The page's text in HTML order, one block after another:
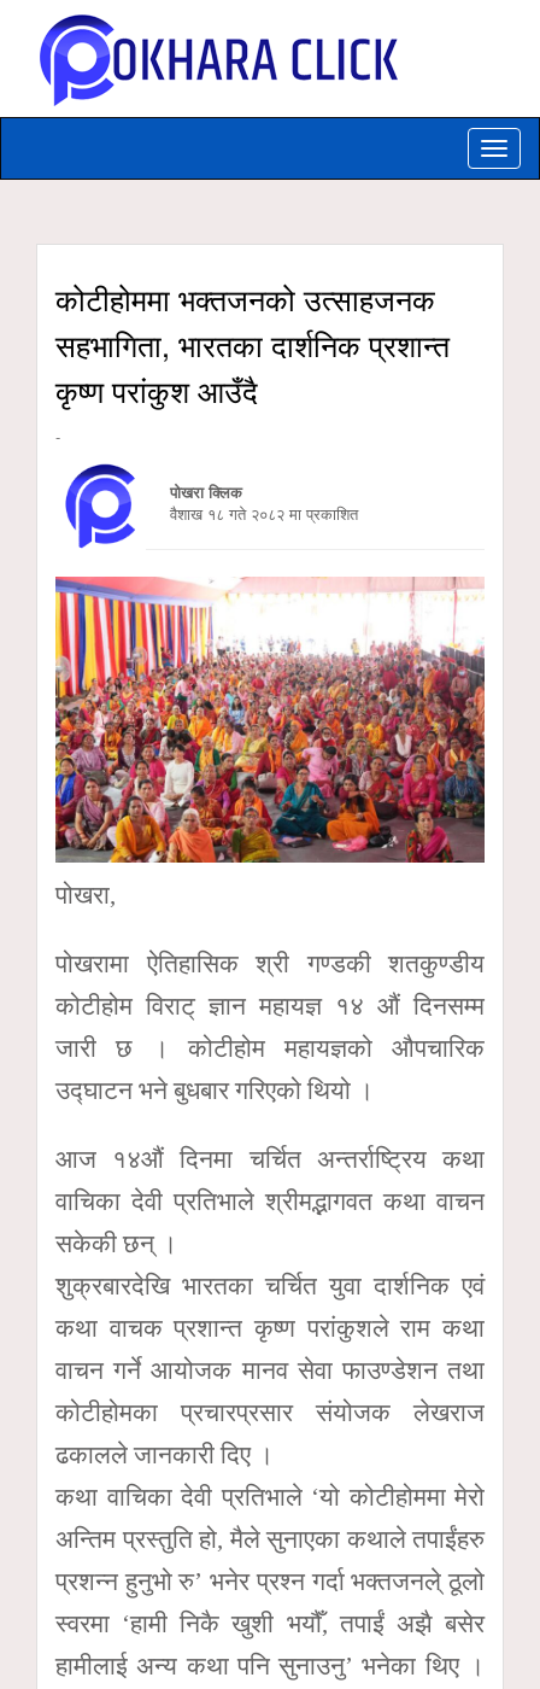
Toggle
कोटीहोममा भक्तजनको उत्साहजनक
सहभागिता, भारतका दार्शनिक प्रशान्त
कृष्ण परांकुश आउँदै
-
पोखरा क्लिक
वैशाख १८ गते २०८२ मा प्रकाशित
पोखरा,
पोखरामा ऐतिहासिक श्री गण्डकी शतकुण्डीय
कोटीहोम विराट् ज्ञान महायज्ञ १४ औं दिनसम्म
जारी छ । कोटीहोम महायज्ञको औपचारिक
उद्घाटन भने बुधबार गरिएको थियो ।
आज १४औं दिनमा चर्चित अन्तर्राष्ट्रिय कथा
वाचिका देवी प्रतिभाले श्रीमद्भागवत कथा वाचन
सकेकी छन् ।
शुक्रबारदेखि भारतका चर्चित युवा दार्शनिक एवं
कथा वाचक प्रशान्त कृष्ण परांकुशले राम कथा
वाचन गर्ने आयोजक मानव सेवा फाउण्डेशन तथा
कोटीहोमका प्रचारप्रसार संयोजक लेखराज
ढकालले जानकारी दिए ।
कथा वाचिका देवी प्रतिभाले ‘यो कोटीहोममा मेरो
अन्तिम प्रस्तुति हो, मैले सुनाएका कथाले तपाईंहरु
प्रशन्न हुनुभो रु’ भनेर प्रश्न गर्दा भक्तजनले् ठूलो
स्वरमा ‘हामी निकै खुशी भयौँ, तपाईं अझै बसेर
हामीलाई अन्य कथा पनि सुनाउनु’ भनेका थिए ।